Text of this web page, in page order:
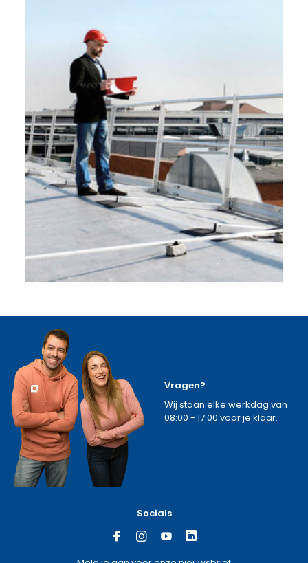
Vragen?
Wij staan elke werkdag van
08:00 - 17:00 voor je klaar.
Socials